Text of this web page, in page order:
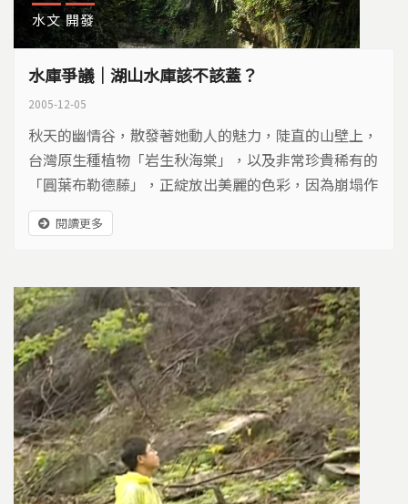
水文 開發
水庫爭議｜湖山水庫該不該蓋？
2005-12-05
秋天的幽情谷，散發著她動人的魅力，陡直的山壁上，
台灣原生種植物「岩生秋海棠」，以及非常珍貴稀有的
「圓葉布勒德藤」，正綻放出美麗的色彩，因為崩塌作
用旺盛，大型植物不容易附生，輕巧的崖壁植物，得以
在此欣欣向榮、生生不息。台灣有31種蛙類，這裡就發
種，都可以在這裡發現，為什麼在這低海拔的森林，能
包含不同生態系的生物，生態學家可能沒有機會為我們
解答，因為這裡是湖山水庫的預定地，未來，這片山林
會淹沒在水中。
閱讀更多